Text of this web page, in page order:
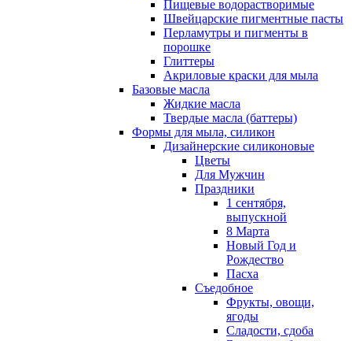
Пищевые водорастворимые
Швейцарские пигментные пасты
Перламутры и пигменты в
порошке
Глиттеры
Акриловые краски для мыла
Базовые масла
Жидкие масла
Твердые масла (баттеры)
Формы для мыла, силикон
Дизайнерские силиконовые
Цветы
Для Мужчин
Праздники
1 сентября,
выпускной
8 Марта
Новый Год и
Рождество
Пасха
Съедобное
Фрукты, овощи,
ягоды
Сладости, сдоба